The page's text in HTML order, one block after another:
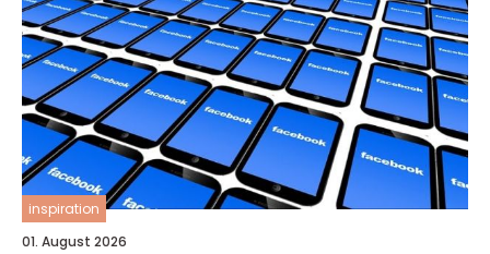
inspiration
01. August 2026